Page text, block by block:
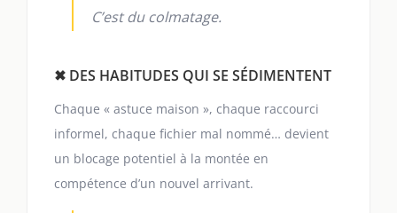
C’est du colmatage.
✖ DES HABITUDES QUI SE SÉDIMENTENT
Chaque « astuce maison », chaque raccourci
informel, chaque fichier mal nommé… devient
un blocage potentiel à la montée en
compétence d’un nouvel arrivant.